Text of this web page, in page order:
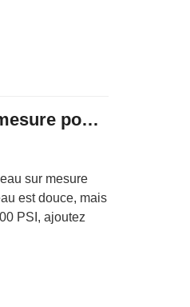
Remplacement de buses à jet d’eau sur mesure pour tournage CNC
sur mesure
est douce, mais
PSI, ajoutez